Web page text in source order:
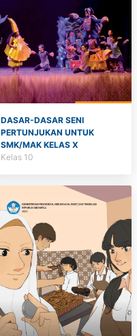
DASAR-DASAR SENI
PERTUNJUKAN UNTUK
SMK/MAK KELAS X
Kelas 10